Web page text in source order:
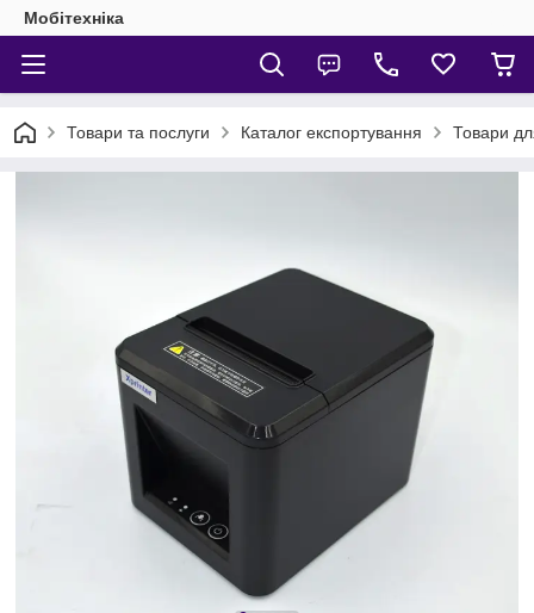
Мобітехніка
Товари та послуги Каталог експортування Товари